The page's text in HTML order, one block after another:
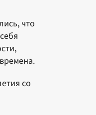
что
со